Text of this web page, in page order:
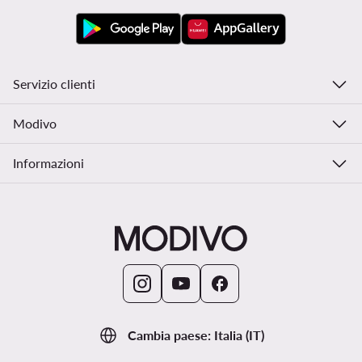
Cambia paese: Italia (IT)
Servizio clienti
Modivo
Informazioni